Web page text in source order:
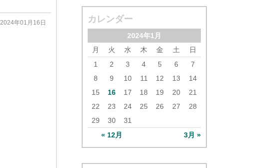
2024年01月16日 カレンダー
2024年1月
月
火 水 木 金 土 日
« 12月 3月 »
1 2 3 4 5 6
7
8
9 10 11 12 13
14
15
16 17 18 19 20
21
22
23 24 25 26 27
28
29
30 31